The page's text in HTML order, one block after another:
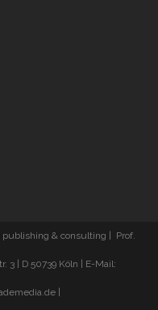
& consulting | Prof.
3 | D 50739 Köln | E-Mail:
|